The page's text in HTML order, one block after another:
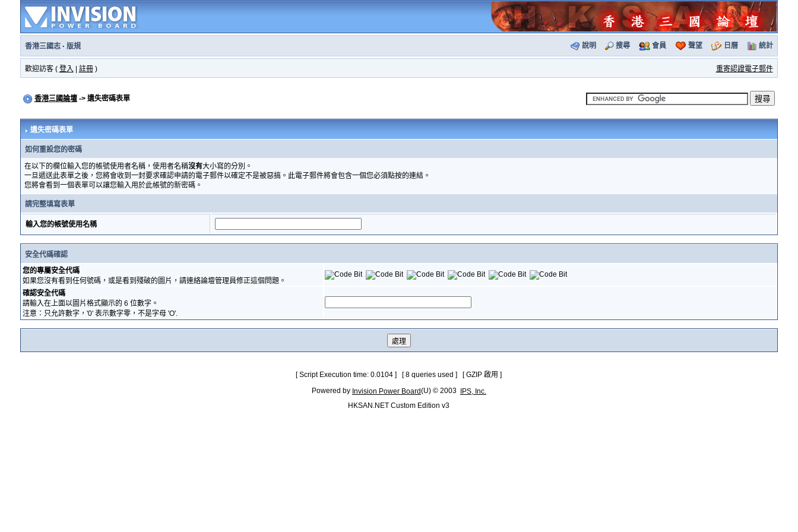
香港三國志· 版規 說明 搜尋 會員 聲望 日曆 統計
歡迎訪客 ( 登入 註冊) 重寄認證電子郵件
香港三國論壇-> 遺失密碼表單
遺失密碼表單
如何重設您的密碼
在以下的欄位輸入您的帳號使用者名稱，使用者名稱沒有大小寫的分別。
一旦遞送此表單之後，您將會收到一封要求確認申請的電子郵件以確定不是被惡搞。此電子郵件將會包含一個您必須點按的連結。
您將會看到一個表單可以讓您輸入用於此帳號的新密碼。
請完整填寫表單
輸入您的帳號使用名稱
安全代碼確認
您的專屬安全代碼
如果您沒有看到任何號碼，或是看到殘破的圖片，請連絡論壇管理員修正這個問題。
確認安全代碼
請輸入在上面以圖片格式顯示的 6 位數字。
注意：只允許數字，'0' 表示數字零，不是字母 'O'.
[ Script Execution time: 0.0104 ] [ 8 queries used ] [ GZIP 啟用 ]
Powered by Invision Power Board(U) © 2003
IPS, Inc.
HKSAN.NET Custom Edition v3